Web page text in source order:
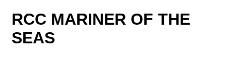
RCC MARINER OF THE
SEAS